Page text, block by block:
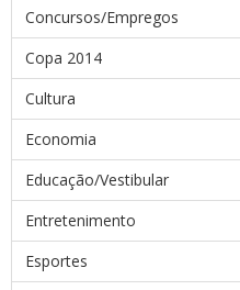
Concursos/Empregos
Copa 2014
Cultura
Economia
Educação/Vestibular
Entretenimento
Esportes